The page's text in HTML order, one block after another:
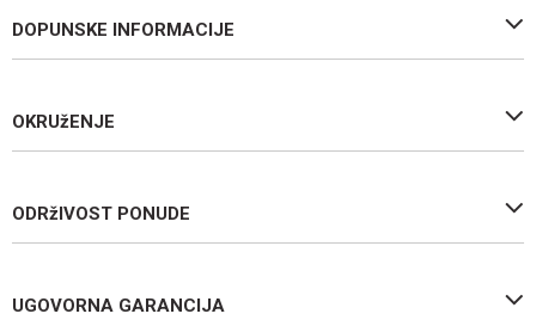
DOPUNSKE INFORMACIJE
OKRUžENJE
ODRžIVOST PONUDE
UGOVORNA GARANCIJA